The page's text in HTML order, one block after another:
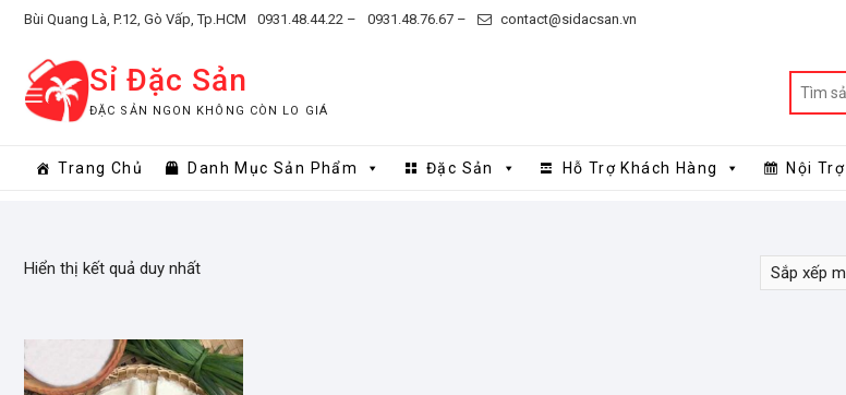
Skip
content
Bùi Quang Là, P.12, Gò Vấp, Tp.HCM 0931.48.44.22 – 0931.48.76.67 – contact@sidacsan.vn
Sỉ Đặc Sản
ĐẶC SẢN NGON KHÔNG CÒN LO GIÁ
Trang Chủ Danh Mục Sản Phẩm Đặc Sản Hỗ Trợ Khách Hàng Nội Trợ
Hiển thị kết quả duy nhất